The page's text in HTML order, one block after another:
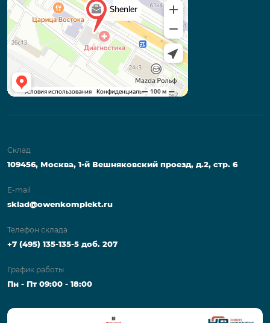
Склад
109456, Москва, 1-й Вешняковский проезд, д.2, стр. 6
E-mail
sklad@owenkomplekt.ru
Телефон склада
+7 (495) 135-135-5 доб. 207
График работы
Пн - Пт 09:00 - 18:00